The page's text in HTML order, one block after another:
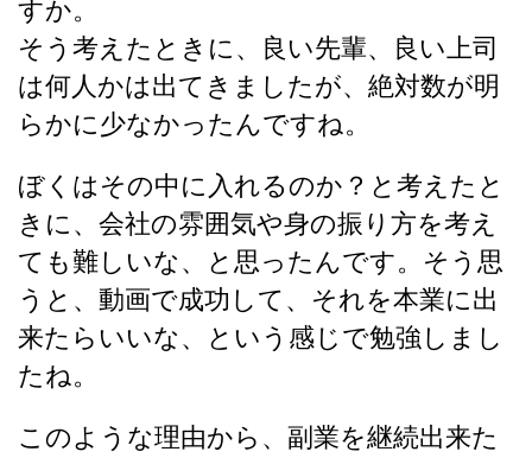
すか。
そう考えたときに、良い先輩、良い上司
は何人かは出てきましたが、絶対数が明
らかに少なかったんですね。
ぼくはその中に入れるのか？と考えたと
きに、会社の雰囲気や身の振り方を考え
ても難しいな、と思ったんです。そう思
うと、動画で成功して、それを本業に出
来たらいいな、という感じで勉強しまし
たね。
このような理由から、副業を継続出来た